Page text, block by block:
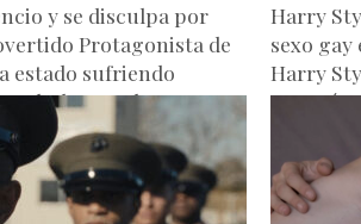
y se disculpa por
Protagonista de
estado sufriendo
salud mental” y...
Harry
sexo
Harry
gay